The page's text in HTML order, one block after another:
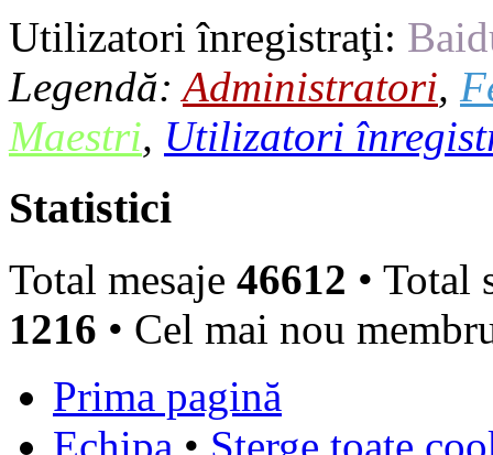
Utilizatori înregistraţi:
Legendă:Administratori,
Maestri, Utilizatori
Statistici
Total mesaje 46612 • Total
1216 • Cel mai nou
Prima pagină
Echipa • Şterge toate